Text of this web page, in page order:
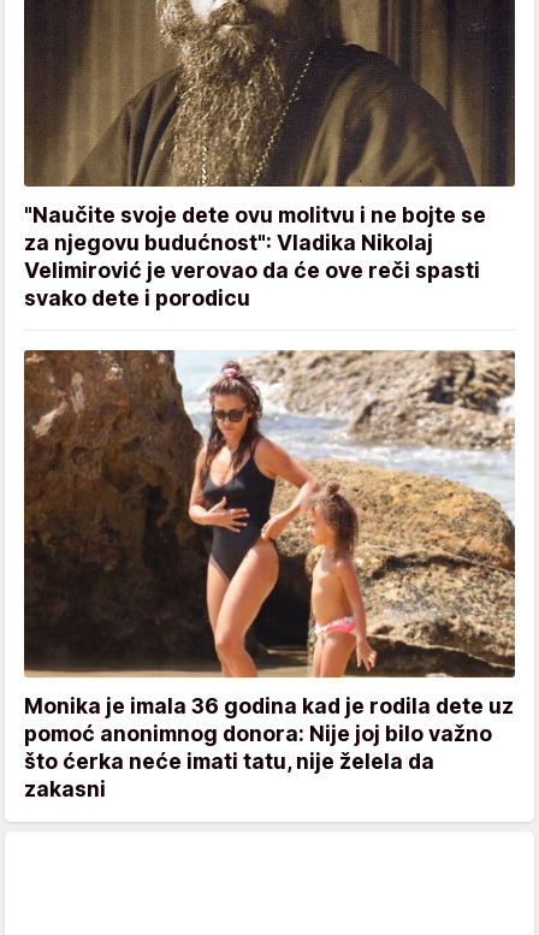
"Naučite svoje dete ovu molitvu i ne bojte se
za njegovu budućnost": Vladika Nikolaj
Velimirović je verovao da će ove reči spasti
svako dete i porodicu
Monika je imala 36 godina kad je rodila dete uz
pomoć anonimnog donora: Nije joj bilo važno
što ćerka neće imati tatu, nije želela da
zakasni